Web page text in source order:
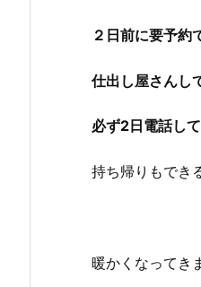
２日前に要予約
仕出し屋さんし
必ず2日電話し
持ち帰りもでき
暖かくなってき